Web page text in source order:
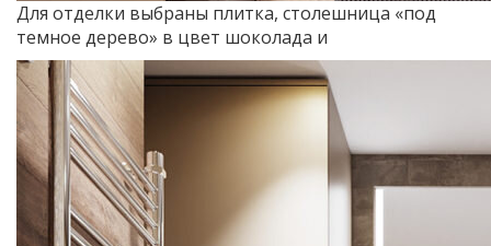
Для отделки выбраны плитка, столешница «под
темное дерево» в цвет шоколада и